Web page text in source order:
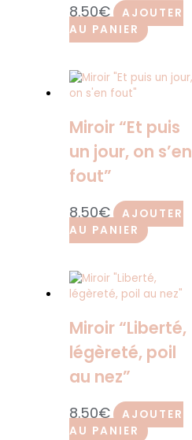
8.50€
AJOUTER
AU PANIER
Miroir “Et puis
un jour, on s’en
fout”
8.50€
AJOUTER
AU PANIER
Miroir “Liberté,
légèreté, poil
au nez”
8.50€
AJOUTER
AU PANIER